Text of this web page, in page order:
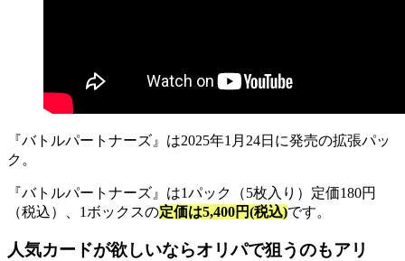
『バトルパートナーズ』は2025年1月24日に発売の拡張パッ
ク。
『バトルパートナーズ』は1パック（5枚入り）定価180円
（税込）、1ボックスの定価は5,400円(税込)です。
人気カードが欲しいならオリパで狙うのもアリ